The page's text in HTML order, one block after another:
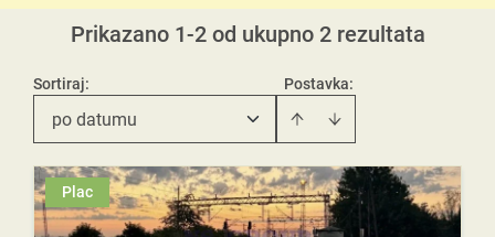
Prikazano 1-2 od ukupno 2 rezultata
Postavka:
Sortiraj:
po datumu
Plac